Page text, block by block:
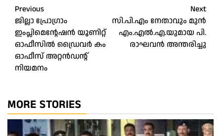
Post
navigation
Previous
ജില്ലാ പ്രോഗ്രാം
ഇംപ്ലിമെന്റേഷൻ യൂണിറ്റ്
ഓഫീസിൽ ഡ്രൈവർ കം
ഓഫീസ് അറ്റൻഡന്റ്
നിയമനം
Next
സി.പി.എം നേതാവും മുൻ
എം.എൽ.എ.യുമായ പി.
രാഘവൻ അന്തരിച്ചു
MORE STORIES